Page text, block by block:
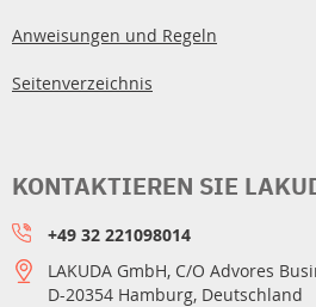
Anweisungen und Regeln
Seitenverzeichnis
KONTAKTIEREN SIE
+49 32 221098014
LAKUDA GmbH, C/O Advores
D-20354 Hamburg, Deutschland